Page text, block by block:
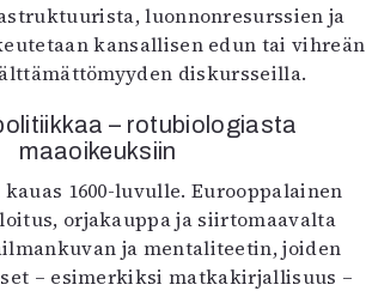
luonnonresurssien ja
kansallisen edun tai vihreän
diskursseilla.
– rotubiologiasta
maaoikeuksiin
kauas 1600-luvulle. Eurooppalainen
orjakauppa ja siirtomaavalta
ja mentaliteetin, joiden
– esimerkiksi matkakirjallisuus –